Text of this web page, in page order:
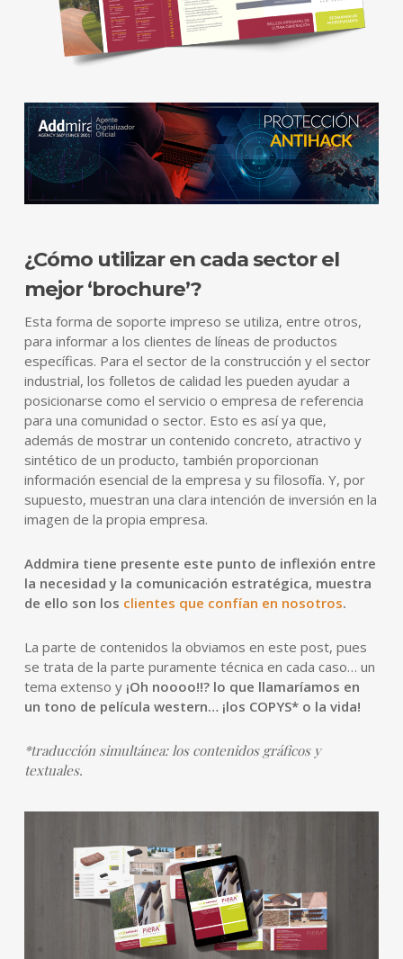
¿Cómo utilizar en cada sector el
mejor ‘brochure’?
Esta forma de soporte impreso se utiliza, entre otros,
para informar a los clientes de líneas de productos
específicas. Para el sector de la construcción y el sector
industrial, los folletos de calidad les pueden ayudar a
posicionarse como el servicio o empresa de referencia
para una comunidad o sector. Esto es así ya que,
además de mostrar un contenido concreto, atractivo y
sintético de un producto, también proporcionan
información esencial de la empresa y su filosofía. Y, por
supuesto, muestran una clara intención de inversión en la
imagen de la propia empresa.
Addmira tiene presente este punto de inflexión entre
la necesidad y la comunicación estratégica, muestra
de ello son los clientes que confían en nosotros.
La parte de contenidos la obviamos en este post, pues
se trata de la parte puramente técnica en cada caso… un
tema extenso y ¡Oh noooo!!? lo que llamaríamos en
un tono de película western… ¡los COPYS* o la vida!
*traducción simultánea: los contenidos gráficos y
textuales.